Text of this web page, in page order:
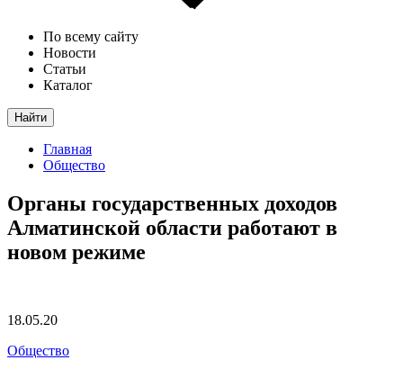
По всему сайту
Новости
Статьи
Каталог
Найти
Главная
Общество
Органы государственных доходов
Алматинской области работают в
новом режиме
18.05.20
Общество